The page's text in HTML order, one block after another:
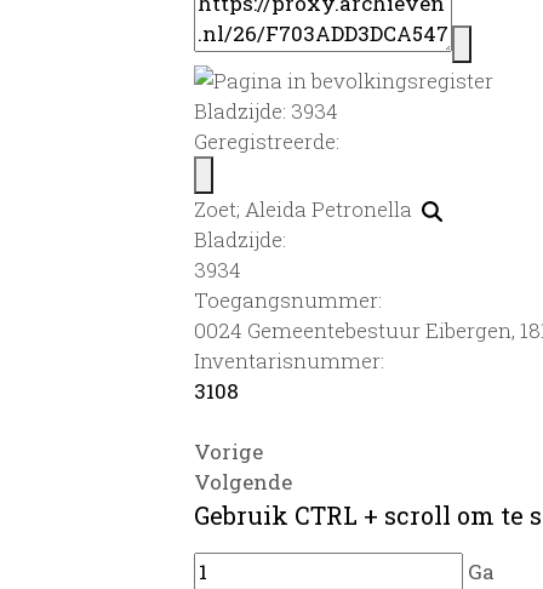
Bladzijde: 3934
Geregistreerde:
Zoet; Aleida Petronella
Bladzijde:
3934
Toegangsnummer:
0024 Gemeentebestuur Eibergen,
Inventarisnummer:
3108
Vorige
Volgende
Gebruik CTRL + scroll om te
Ga